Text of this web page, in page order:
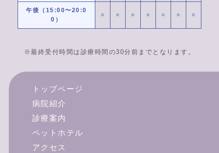
午後（15:00〜20:0
0）
○ ○ ○ ○ ○ ○ ○
※最終受付時間は診療時間の30分前までとなります。
トップページ
病院紹介
診療案内
ペットホテル
アクセス